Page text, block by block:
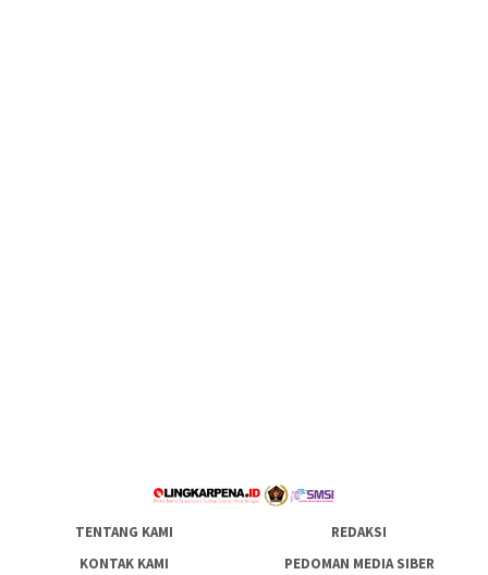
TENTANG KAMI
REDAKSI
KONTAK KAMI
PEDOMAN MEDIA SIBER